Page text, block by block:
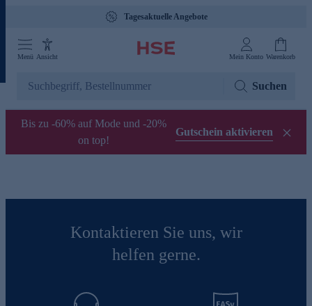
Tagesaktuelle Angebote
Menü Ansicht Mein Konto Warenkorb
Suchen
Bis zu -60% auf Mode und -20%
on top!
Gutschein aktivieren
Kontaktieren Sie uns, wir
helfen gerne.